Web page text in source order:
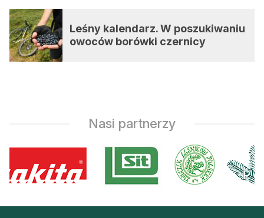
Leśny kalendarz. W poszukiwaniu
owoców borówki czernicy
Nasi partnerzy